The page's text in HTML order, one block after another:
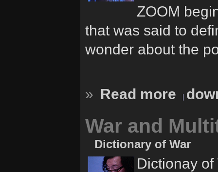
ZOOM
that was said to
wonder about the
» Read more
War and
Dictionary of War
Dictionay